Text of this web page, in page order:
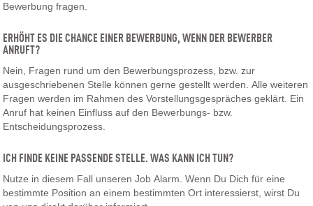
Bewerbung fragen.
ERHÖHT ES DIE CHANCE EINER BEWERBUNG, WENN DER BEWERBER
ANRUFT?
Nein, Fragen rund um den Bewerbungsprozess, bzw. zur
ausgeschriebenen Stelle können gerne gestellt werden. Alle weiteren
Fragen werden im Rahmen des Vorstellungsgespräches geklärt. Ein
Anruf hat keinen Einfluss auf den Bewerbungs- bzw.
Entscheidungsprozess.
ICH FINDE KEINE PASSENDE STELLE. WAS KANN ICH TUN?
Nutze in diesem Fall unseren Job Alarm. Wenn Du Dich für eine
bestimmte Position an einem bestimmten Ort interessierst, wirst Du